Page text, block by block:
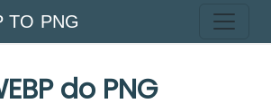
TO PNG
do PNG